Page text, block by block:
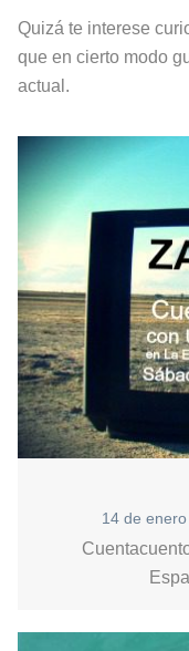
14 de
Quizá te interese
que en cierto modo
actual.